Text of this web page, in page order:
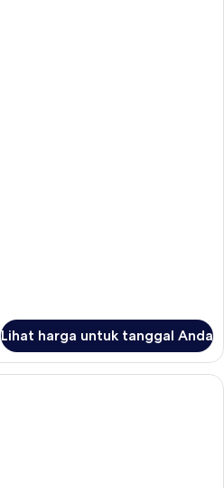
Lihat harga untuk tanggal Anda